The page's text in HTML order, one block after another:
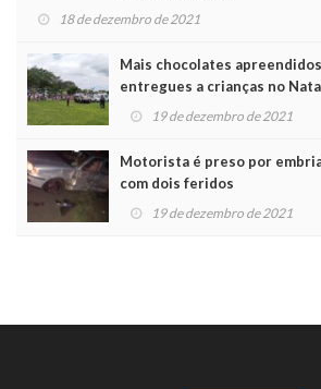
18 de dezembro de 2021
Mais chocolates apreendidos
entregues a crianças no
19 de dezembro de 2021
Motorista é preso por
com dois feridos
19 de dezembro de 2021